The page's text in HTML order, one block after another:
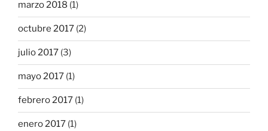
marzo 2018 (1)
octubre 2017 (2)
julio 2017 (3)
mayo 2017 (1)
febrero 2017 (1)
enero 2017 (1)